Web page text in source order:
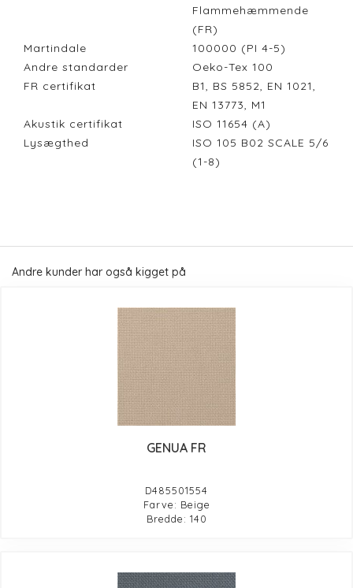
Flammehæmmende
(FR)
Martindale
100000 (PI 4-5)
Andre standarder
Oeko-Tex 100
FR certifikat
B1, BS 5852, EN 1021,
EN 13773, M1
Akustik certifikat
ISO 11654 (A)
Lysægthed
ISO 105 B02 SCALE 5/6
(1-8)
Andre kunder har også kigget på
GENUA FR
D485501554
Farve: Beige
Bredde: 140